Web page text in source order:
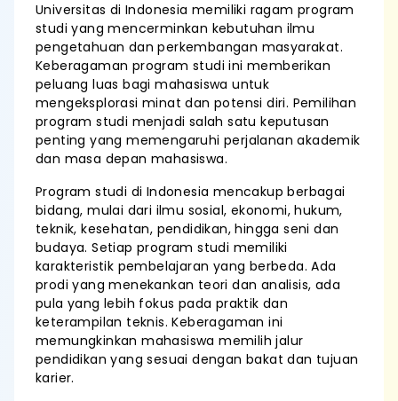
Universitas di Indonesia memiliki ragam program
studi yang mencerminkan kebutuhan ilmu
pengetahuan dan perkembangan masyarakat.
Keberagaman program studi ini memberikan
peluang luas bagi mahasiswa untuk
mengeksplorasi minat dan potensi diri. Pemilihan
program studi menjadi salah satu keputusan
penting yang memengaruhi perjalanan akademik
dan masa depan mahasiswa.
Program studi di Indonesia mencakup berbagai
bidang, mulai dari ilmu sosial, ekonomi, hukum,
teknik, kesehatan, pendidikan, hingga seni dan
budaya. Setiap program studi memiliki
karakteristik pembelajaran yang berbeda. Ada
prodi yang menekankan teori dan analisis, ada
pula yang lebih fokus pada praktik dan
keterampilan teknis. Keberagaman ini
memungkinkan mahasiswa memilih jalur
pendidikan yang sesuai dengan bakat dan tujuan
karier.